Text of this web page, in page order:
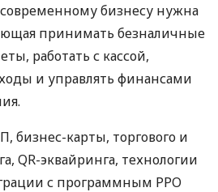
бизнесу нужна
принимать безналичные
работать с кассой,
и управлять финансами
бизнес-карты, торгового и
QR-эквайринга, технологии
с программным РРО